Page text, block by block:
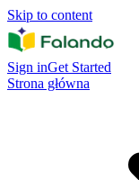
Skip to content
Sign inGet Started
Strona główna